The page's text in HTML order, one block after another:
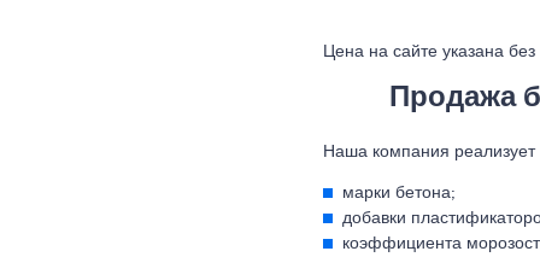
Цена на сайте указана
Продажа
Наша компания реализует
марки бетона;
добавки
коэффициента